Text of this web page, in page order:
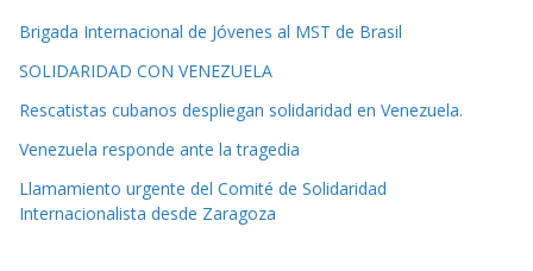
Brigada Internacional de Jóvenes al MST de Brasil
SOLIDARIDAD CON VENEZUELA
Rescatistas cubanos despliegan solidaridad en Venezuela.
Venezuela responde ante la tragedia
Llamamiento urgente del Comité de Solidaridad
Internacionalista desde Zaragoza